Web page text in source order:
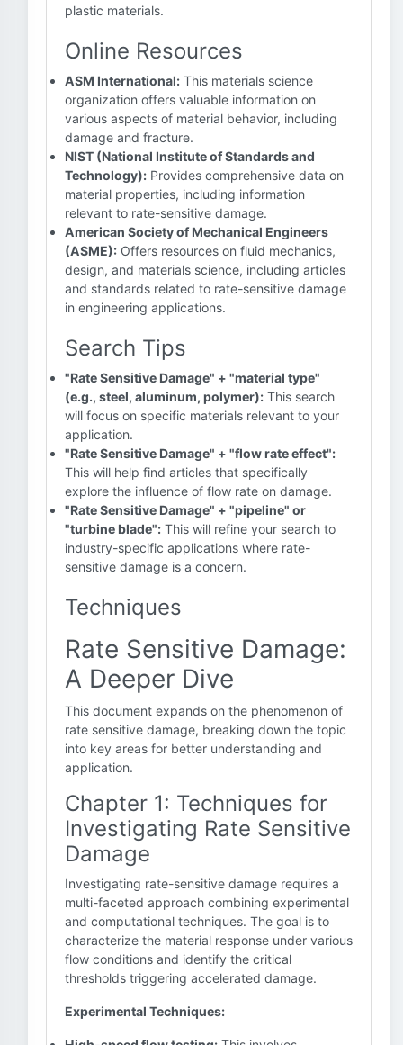
plastic materials.
Online Resources
ASM International: This materials science
organization offers valuable information on
various aspects of material behavior, including
damage and fracture.
NIST (National Institute of Standards and
Technology): Provides comprehensive data on
material properties, including information
relevant to rate-sensitive damage.
American Society of Mechanical Engineers
(ASME): Offers resources on fluid mechanics,
design, and materials science, including articles
and standards related to rate-sensitive damage
in engineering applications.
Search Tips
"Rate Sensitive Damage" + "material type"
(e.g., steel, aluminum, polymer): This search
will focus on specific materials relevant to your
application.
"Rate Sensitive Damage" + "flow rate effect":
This will help find articles that specifically
explore the influence of flow rate on damage.
"Rate Sensitive Damage" + "pipeline" or
"turbine blade": This will refine your search to
industry-specific applications where rate-
sensitive damage is a concern.
Techniques
Rate Sensitive Damage:
A Deeper Dive
This document expands on the phenomenon of
rate sensitive damage, breaking down the topic
into key areas for better understanding and
application.
Chapter 1: Techniques for
Investigating Rate Sensitive
Damage
Investigating rate-sensitive damage requires a
multi-faceted approach combining experimental
and computational techniques. The goal is to
characterize the material response under various
flow conditions and identify the critical
thresholds triggering accelerated damage.
Experimental Techniques: